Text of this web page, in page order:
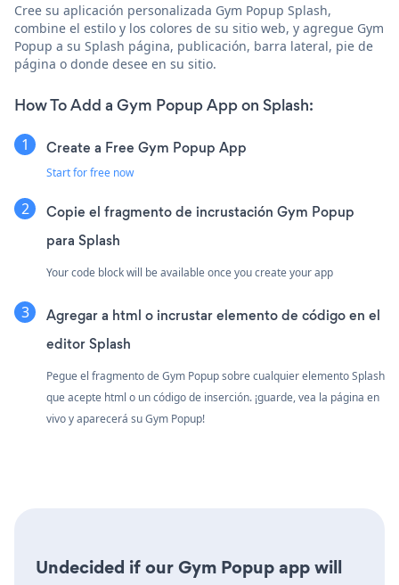
Cree su aplicación personalizada Gym Popup Splash,
combine el estilo y los colores de su sitio web, y agregue Gym
Popup a su Splash página, publicación, barra lateral, pie de
página o donde desee en su sitio.
How To Add a Gym Popup App on Splash:
Create a Free Gym Popup App
Start for free now
Copie el fragmento de incrustación Gym Popup
para Splash
Your code block will be available once you create your app
Agregar a html o incrustar elemento de código en el
editor Splash
Pegue el fragmento de Gym Popup sobre cualquier elemento Splash
que acepte html o un código de inserción. ¡guarde, vea la página en
vivo y aparecerá su Gym Popup!
Undecided if our Gym Popup app will